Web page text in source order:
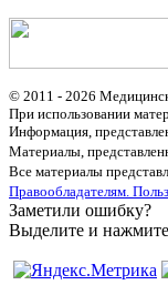
© 2011 - 2026
При использовании
Информация,
Материалы,
Все материалы
Правообладателям.
Заметили ошибку?
Выделите и